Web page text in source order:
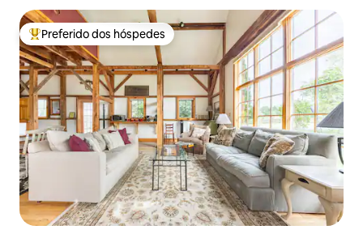
Entre os melhores preferidos dos hóspedes
Preferido dos hóspedes